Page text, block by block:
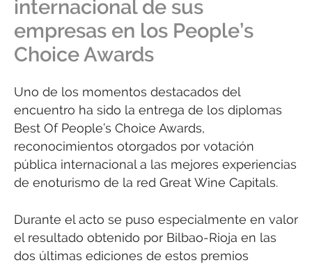
internacional de sus
empresas en los People’s
Choice Awards
Uno de los momentos destacados del
encuentro ha sido la entrega de los diplomas
Best Of People’s Choice Awards,
reconocimientos otorgados por votación
pública internacional a las mejores experiencias
de enoturismo de la red Great Wine Capitals.
Durante el acto se puso especialmente en valor
el resultado obtenido por Bilbao-Rioja en las
dos últimas ediciones de estos premios